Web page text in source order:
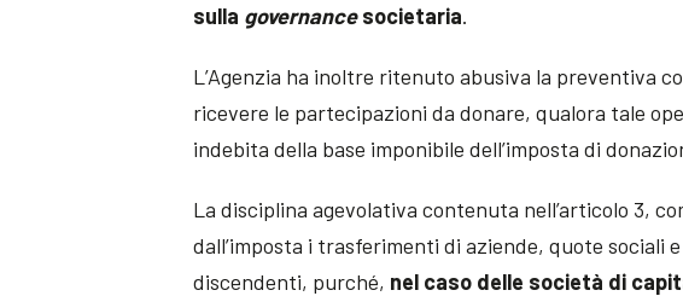
sulla governancesocietaria.
L’Agenzia ha inoltre ritenuto abusiva la preventiva
ricevere le partecipazioni da donare, qualora tale
indebita della base imponibile dell’imposta di
La disciplina agevolativa contenuta nell’articolo 3,
dall’imposta i trasferimenti di aziende, quote sociali
discendenti, purché, nel caso delle società di